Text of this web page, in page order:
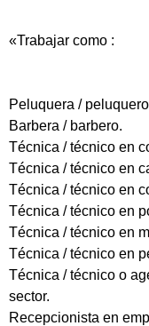
«Trabajar como :
Peluquera /
Barbera / barbero.
Técnica / técnico en
Técnica / técnico en
Técnica / técnico en
Técnica / técnico en
Técnica / técnico en
Técnica / técnico en
Técnica / técnico o
sector.
Recepcionista en